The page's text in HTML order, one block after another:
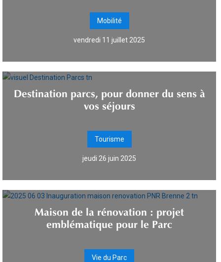
Mobilité
vendredi 11 juillet 2025
Destination parcs, pour donner du sens à
vos séjours
Tourisme
jeudi 26 juin 2025
Maison de la rénovation : projet
emblématique pour le Parc
Vie du Parc